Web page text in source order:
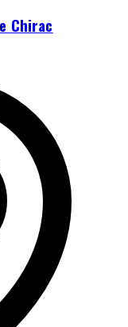
Chirac